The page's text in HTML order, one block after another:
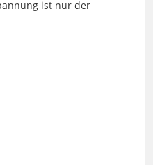
des Körpers